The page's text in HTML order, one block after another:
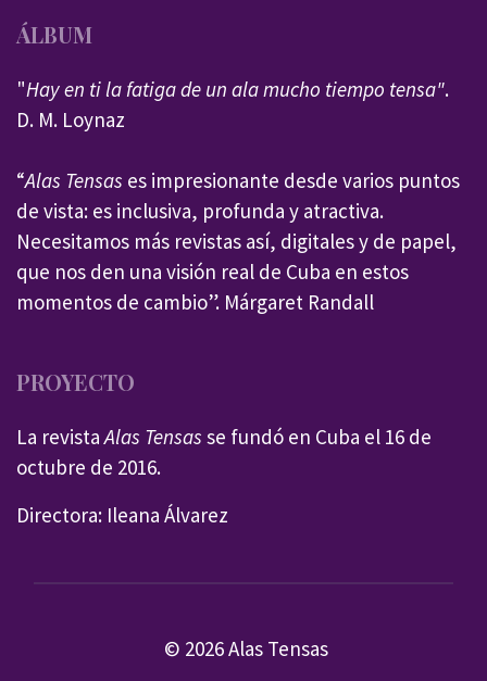
ÁLBUM
"Hay en ti la fatiga de un ala mucho tiempo tensa".
D. M. Loynaz
“Alas Tensas es impresionante desde varios puntos
de vista: es inclusiva, profunda y atractiva.
Necesitamos más revistas así, digitales y de papel,
que nos den una visión real de Cuba en estos
momentos de cambio”. Márgaret Randall
PROYECTO
La revistaAlas Tensas se fundó en Cuba el 16 de
octubre de 2016.
Directora: Ileana Álvarez
© 2026 Alas Tensas